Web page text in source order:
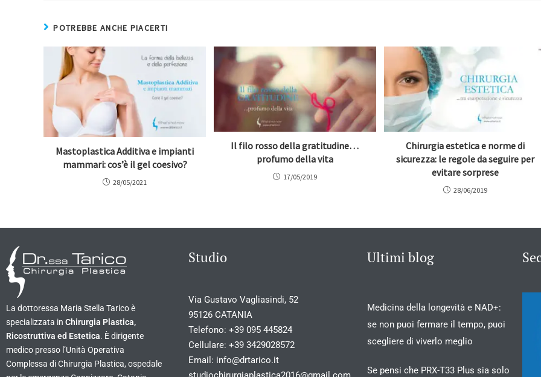
POTREBBE ANCHE PIACERTI
Mastoplastica Additiva e impianti
mammari: cos’è il gel coesivo?
28/05/2021
Il filo rosso della gratitudine…
profumo della vita
17/05/2019
Chirurgia estetica e norme di
sicurezza: le regole da seguire per
evitare sorprese
28/06/2019
La dottoressa Maria Stella Tarico è
specializzata in Chirurgia Plastica,
Ricostruttiva ed Estetica. È dirigente
medico presso l’Unità Operativa
Complessa di Chirurgia Plastica, ospedale
Studio
Via Gustavo Vagliasindi, 52
95126 CATANIA
Telefono:+39 095 445824
Cellulare:+39 3429028572
Email: info@drtarico.it
Ultimi blog
Medicina della longevità e NAD+:
se non puoi fermare il tempo, puoi
scegliere di viverlo meglio
Se pensi che PRX-T33 Plus sia solo